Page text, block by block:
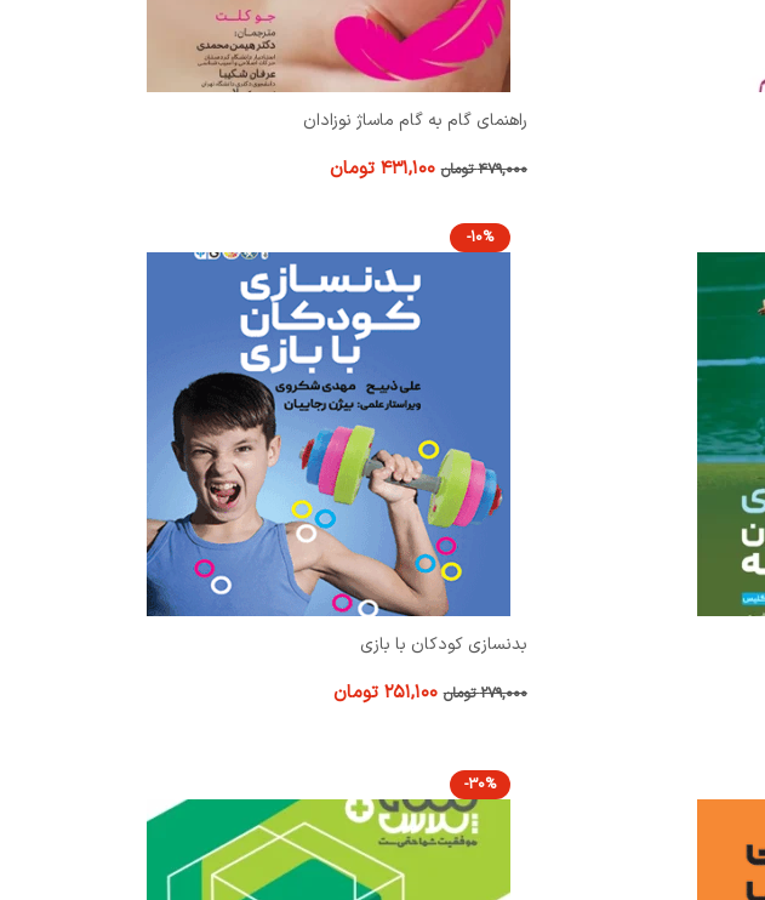
راهنمای گام به گام ماساژ نوزادان
۴۷۹,۰۰۰ تومان ۴۳۱,۱۰۰ تومان
-10%
بدنسازی کودکان با بازی
۲۷۹,۰۰۰ تومان ۲۵۱,۱۰۰ تومان
-30%